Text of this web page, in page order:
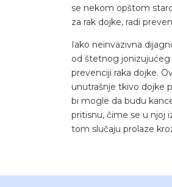
se nekom opštom
za rak dojke, radi
Iako neinvazivna
od štetnog jonizujućeg
prevenciji raka dojke.
unutrašnje tkivo dojke
bi mogle da budu
pritisnu, čime se u njoj
tom slučaju prolaze